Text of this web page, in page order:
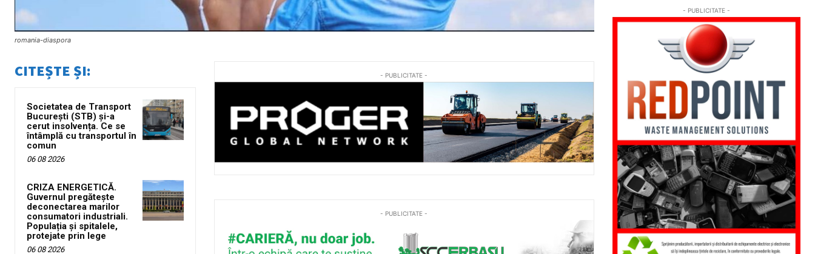
romania-diaspora
CITEȘTE ȘI:
Societatea de Transport
București (STB) și-a
cerut insolvența. Ce se
întâmplă cu transportul în
comun
06 08 2026
CRIZA ENERGETICĂ.
Guvernul pregătește
deconectarea marilor
consumatori industriali.
Populația și spitalele,
protejate prin lege
06 08 2026
- PUBLICITATE -
- PUBLICITATE -
- PUBLICITATE -